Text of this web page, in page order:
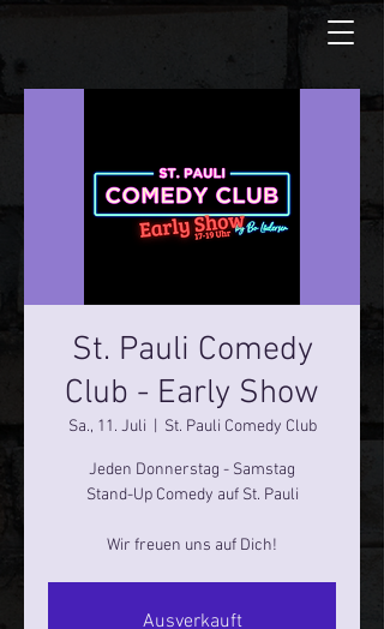
St. Pauli Comedy
Club - Early Show
Sa., 11. Juli St. Pauli Comedy Club
Jeden Donnerstag - Samstag
Stand-Up Comedy auf St. Pauli
Wir freuen uns auf Dich!
Ausverkauft